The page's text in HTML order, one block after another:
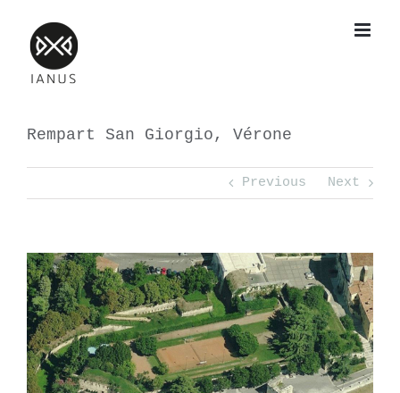
content
Rempart San Giorgio, Vérone
Previous Next
View
Larger
Image